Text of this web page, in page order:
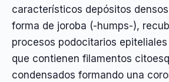
característicos depósitos
forma de joroba (-humps-),
procesos podocitarios
que contienen filamentos
condensados formando una